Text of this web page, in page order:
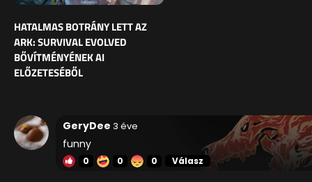
HATALMAS BOTRÁNY LETT AZ
ARK: SURVIVAL EVOLVED
BŐVÍTMÉNYÉNEK AI
ELŐZETESÉBŐL
GeryDee 3 éve
funny
0 0 0 Válasz